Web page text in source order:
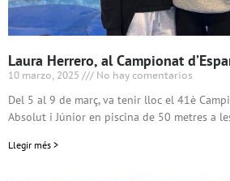
Laura Herrero, al Campionat
10 marzo, 2025 No hay comentarios
Del 5 al 9 de març, va tenir lloc el 41è
Absolut i Júnior en piscina de 50 metres a
Llegir més >